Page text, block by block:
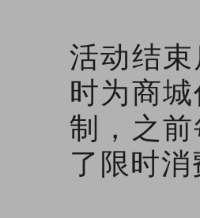
活动结
时为商
制，之
了限时